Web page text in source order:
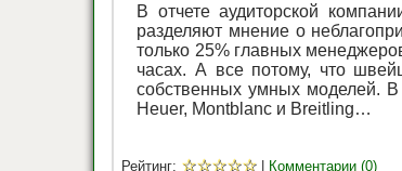
В отчете аудиторской
разделяют мнение о
только 25% главных
часах. А все потому, что
собственных умных моделей. В
Heuer, Montblanc и Breitling…
Рейтинг: ☆☆☆☆☆| Комментарии (0)